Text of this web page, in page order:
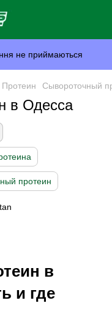
не приймаються
Протеин Сывороточный
в Одесса
протеин
в
и где